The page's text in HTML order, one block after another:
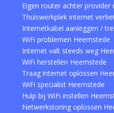
Eigen router achter
Thuiswerkplek internet
Internetkabel aanleggen /
WiFi problemen Heemstede
Internet valt steeds weg
WiFi herstellen Heemstede
Traag internet oplossen
WiFi specialist Heemstede
Hulp bij WiFi instellen
Netwerkstoring oplossen